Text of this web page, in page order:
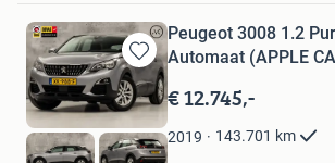
Bewaren
in
Mijn
Favorieten
Peugeot 3008 1.2
Automaat (APPLE
€ 12.745,-
2019 143.701 km